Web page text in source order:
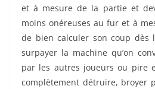
et à mesure de la partie et
moins onéreuses au fur et à
de bien calculer son coup dès
surpayer la machine qu’on
par les autres joueurs ou pire
complètement détruire, broyer